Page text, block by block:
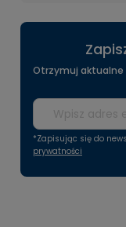
Otrzymuj aktualne
*Zapisując się do
prywatności